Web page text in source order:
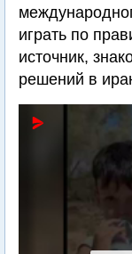
играть по
источник,
решений в